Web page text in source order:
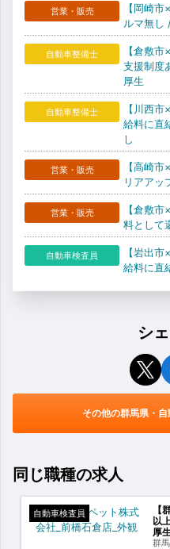
営業・販売
【岡崎
ルマ無し
自動車整備士
【倉敷
支援制度
厚生
自動車整備士
【川西
給料に直
し
営業・販売
【高崎
リアアッ
営業・販売
【倉敷
料として
自動車検査員
【岩出
給料に直
シ
その他の群馬県・
同じ職種の求人
自動車検査員
【
以
厚
群